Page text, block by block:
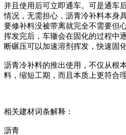
并且使用后可立即通车。可是通车
情况，无需担心，沥青冷补料本身
要修补料没被带离就完全不需要但
挥发完后，车辙会在固化的过程中
断碾压可以加速溶剂挥发，快速固化
沥青冷补料的推出使用，不仅从根
料，缩短工期，而且本质上更符合
相关建材词条解释：
沥青